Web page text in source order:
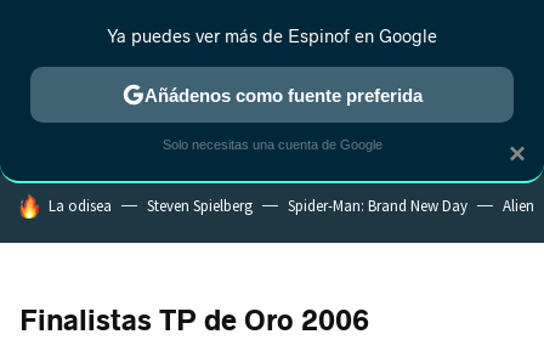
ESTRENOS REALITY ANIME RANKINGS CINE
HOY SE HABLA DE
La odisea Steven Spielberg Spider-Man: Brand New Day Alien
Finalistas TP de Oro 2006
×
Ya puedes ver más de Espinof en Google
Añádenos como fuente preferida
Solo necesitas una cuenta de Google